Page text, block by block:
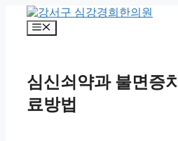
메
심신쇠약과 불면증치
료방법